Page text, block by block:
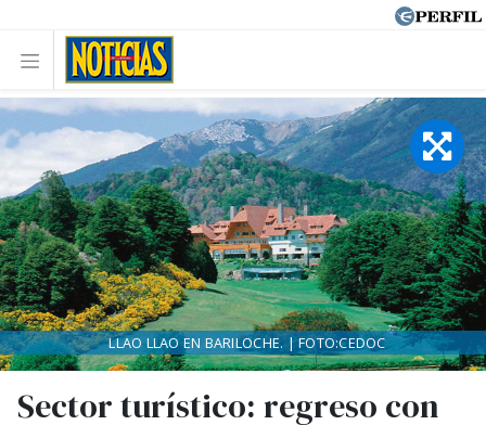
Sector turístico: regreso con
LLAO LLAO EN BARILOCHE. | FOTO:CEDOC